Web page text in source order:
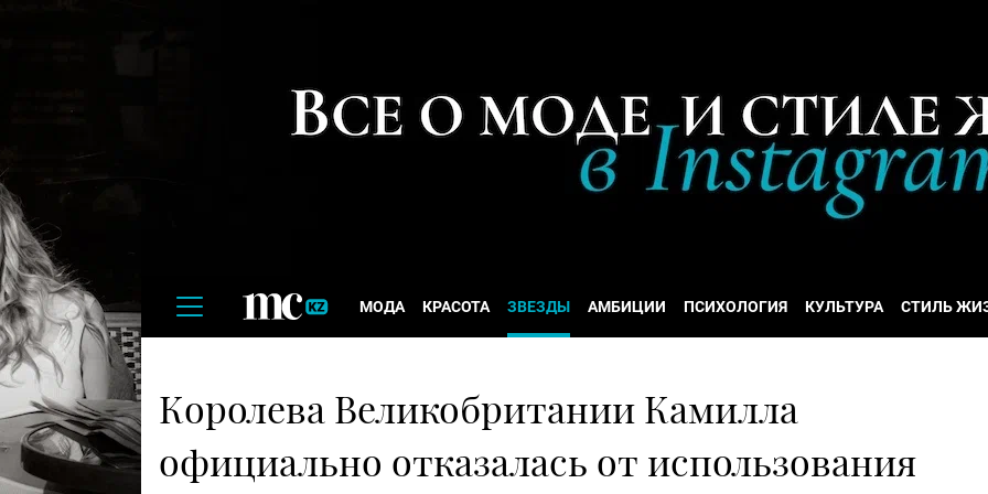
МОДА КРАСОТА ЗВЕЗДЫ АМБИЦИИ ПСИХОЛОГИЯ КУЛЬТУРА СТИЛЬ
Королева Великобритании Камилла
официально отказалась от использования